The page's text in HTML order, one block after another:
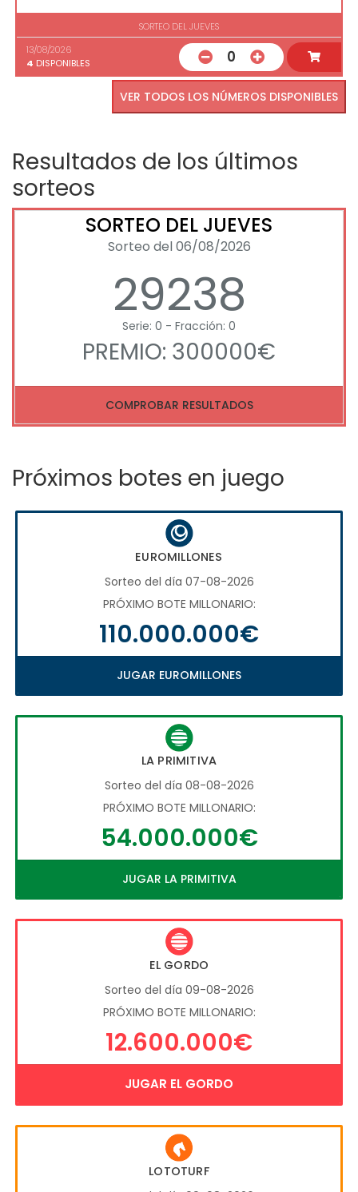
SORTEO DEL JUEVES
13/08/2026
4 DISPONIBLES 0
VER TODOS LOS NÚMEROS DISPONIBLES
Resultados de los últimos
sorteos
SORTEO DEL JUEVES
Sorteo del 06/08/2026
29238
Serie: 0 - Fracción: 0
PREMIO: 300000€
COMPROBAR RESULTADOS
Próximos botes en juego
EUROMILLONES
Sorteo del día 07-08-2026
PRÓXIMO BOTE MILLONARIO:
110.000.000€
JUGAR EUROMILLONES
LA PRIMITIVA
Sorteo del día 08-08-2026
PRÓXIMO BOTE MILLONARIO:
54.000.000€
JUGAR LA PRIMITIVA
EL GORDO
Sorteo del día 09-08-2026
PRÓXIMO BOTE MILLONARIO:
12.600.000€
JUGAR EL GORDO
LOTOTURF